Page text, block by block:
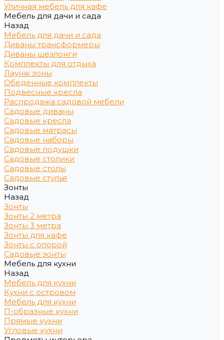
Уличная мебель для кафе
Мебель для дачи и сада
Назад
Мебель для дачи и сада
Диваны трансформеры
Диваны шезлонги
Комплекты для отдыха
Лаунж зоны
Обеденные комплекты
Подвесные кресла
Распродажа садовой мебели
Садовые диваны
Садовые кресла
Садовые матрасы
Садовые наборы
Садовые подушки
Садовые столики
Садовые столы
Садовые стулья
Зонты
Назад
Зонты
Зонты 2 метра
Зонты 3 метра
Зонты для кафе
Зонты с опорой
Садовые зонты
Мебель для кухни
Назад
Мебель для кухни
Кухни с островом
Мебель для кухни
П-образные кухни
Прямые кухни
Угловые кухни